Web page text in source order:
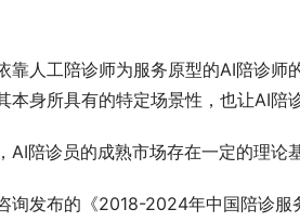
靠人工陪诊师为服务原型的AI陪诊
本身所具有的特定场景性，也让AI
AI陪诊员的成熟市场存在一定的理
询发布的《2018-2024年中国陪诊